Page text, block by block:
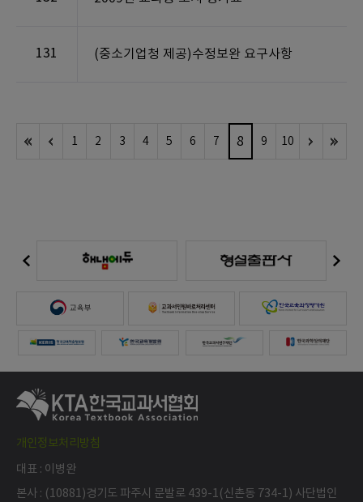
131 (중소기업청 제공)수정보완 요구사항
1 2 3 4 5 6 7 8 9 10
개인정보처리방침
대표 : 이병완
본사 : (10881)경기도 파주시 문발로 439-1(신촌동 734-1) 사단법인